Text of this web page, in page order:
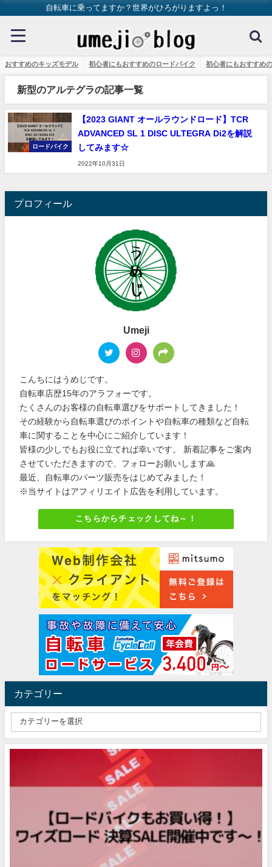
自転車に乗ってますか？世界がひろがりますよっ！
おすすめのキッズモデル 初心者にもおすすめのロードバイク 初心者にもおすすめ
新型のアルテグラの記事一覧
ロードバイク
【2023 GIANT オールラウンドロード】TCR
ADVANCED SL 1 DISC ULTEGRA Di2を解説
してみます☆
2022年10月31日
プロフィール
Umeji
こんちにはうめじです。
自転車店歴15年のアラフォーです。
たくさんのお客様の自転車選びをサポートしてきました！
その経験から自転車選びのポイントや自転車の種類など自転
車に関することを中心にご紹介しています！
皆様の少しでもお役に立てれば幸いです。 新着記事をご案内
させていただきますので、フォローお願いします🙏
最近、自転車のパーツ販売をはじめてみました！
※当サイトはアフィリエイト広告を利用しています。
こちらからチェックしてね～！
カテゴリー